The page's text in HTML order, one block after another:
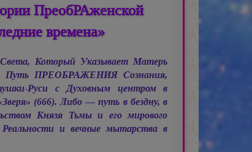
ПреобРАженской
времена»
Который Указывает Матерь
Путь ПРЕОБРАЖЕНИЯ Сознания,
Руси с Духовным центром в
(666). Либо — путь в бездну, в
Князя Тьмы и его мирового
и вечные мытарства в